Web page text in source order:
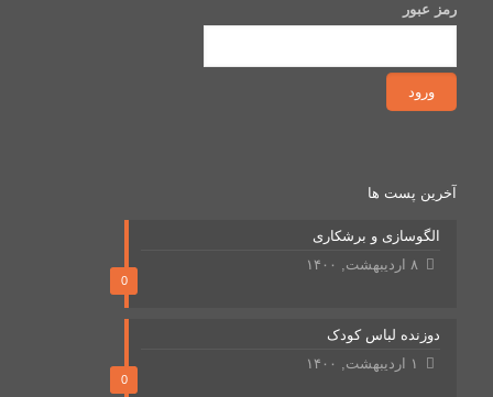
رمز عبور
آخرین پست ها
0
الگوسازی و برشکاری
۸ اردیبهشت, ۱۴۰۰
0
دوزنده لباس کودک
۱ اردیبهشت, ۱۴۰۰